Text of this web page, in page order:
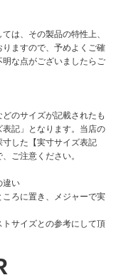
は、その製品の特性上、
ますので、予めよくご確
な点がございましたらご
のサイズが記載されたも
記」となります。当店の
した【実寸サイズ表記
ご注意ください。
違い
ころに置き、メジャーで実
トサイズとの参考にして頂